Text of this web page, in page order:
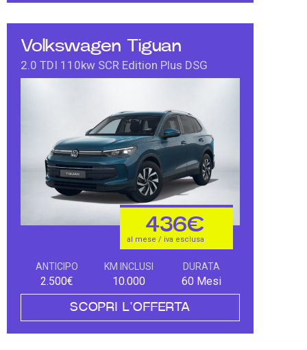
Volkswagen Tiguan
2.0 TDI 110kw SCR Edition Plus DSG
436€
al mese / iva esclusa
ANTICIPO
2.500€
KM INCLUSI
10.000
DURATA
60 Mesi
SCOPRI L'OFFERTA